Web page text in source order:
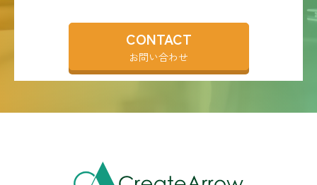
CONTACT
お問い合わせ